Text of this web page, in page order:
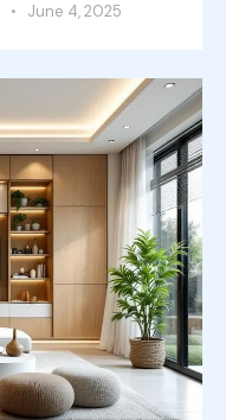
June 4, 2025